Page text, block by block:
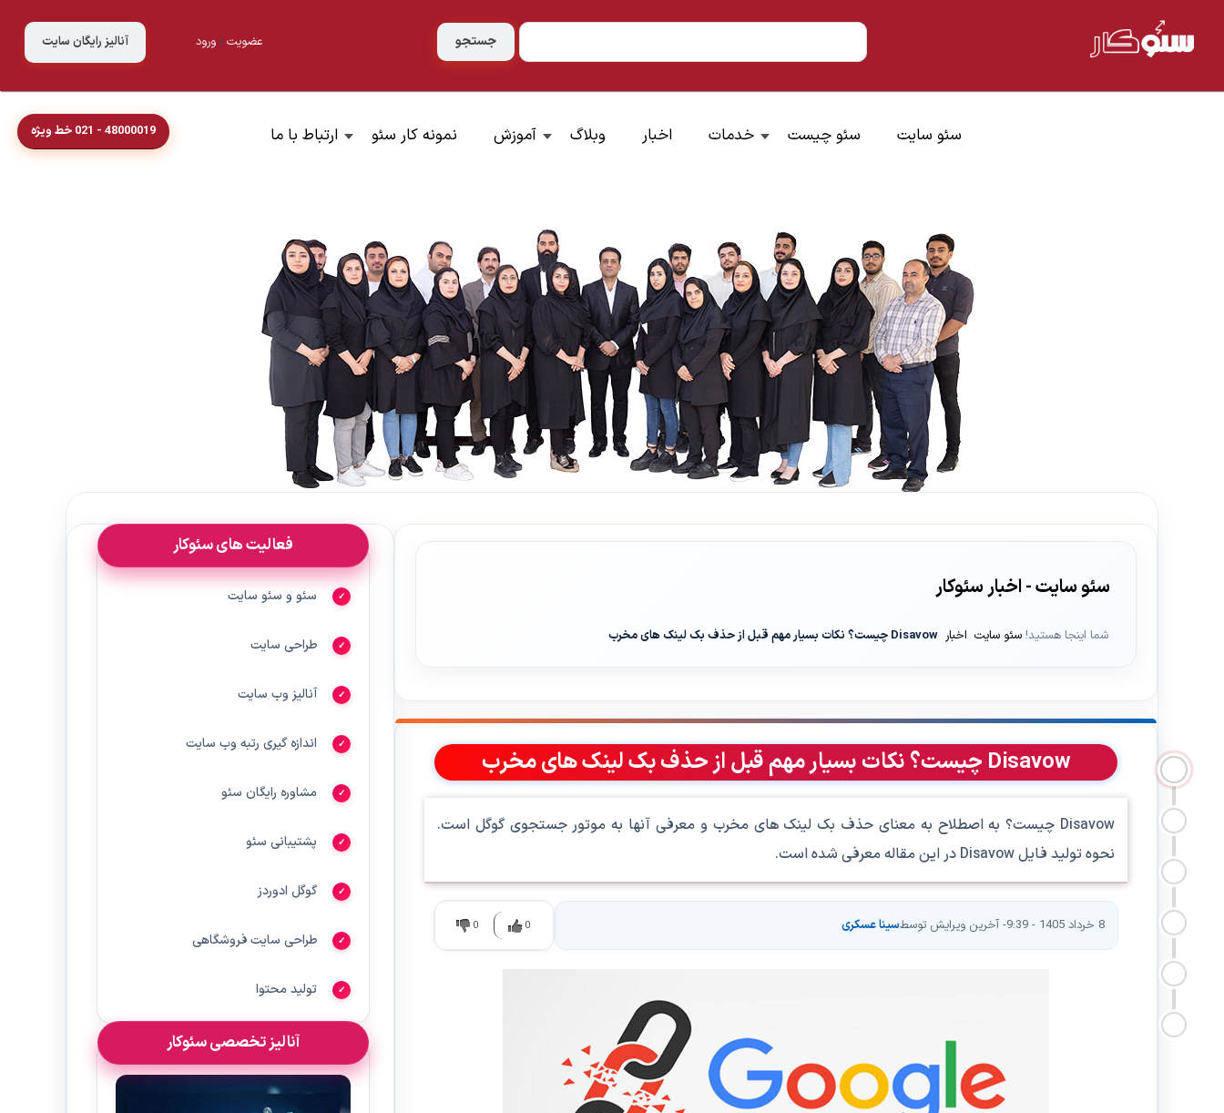
عضویت| ورود آنالیز رایگان سایت
سئو سایت سئو چیست خدمات اخبار وبلاگ آموزش نمونه کار سئو ارتباط با ما 48000019 - 021 خط ویژه
سئو سایت - اخبار سئوکار
شما اینجا هستید! سئو سایت اخبار Disavow چیست؟ نکات بسیار مهم قبل از حذف بک لینک های مخرب
Disavow چیست؟ نکات بسیار مهم قبل از حذف بک لینک های مخرب
Disavow چیست؟ به اصطلاح به معنای حذف بک لینک های مخرب و معرفی آنها به موتور جستجوی گوگل است.
نحوه تولید فایل Disavow در این مقاله معرفی شده است.
8 خرداد 1405 - 9:39 - آخرین ویرایش توسطسینا عسکری 0
0
فعالیت های سئوکار
سئو و سئو سایت
طراحی سایت
آنالیز وب سایت
اندازه گیری رتبه وب سایت
مشاوره رایگان سئو
پشتیبانی سئو
گوگل ادوردز
طراحی سایت فروشگاهی
تولید محتوا
آنالیز تخصصی سئوکار